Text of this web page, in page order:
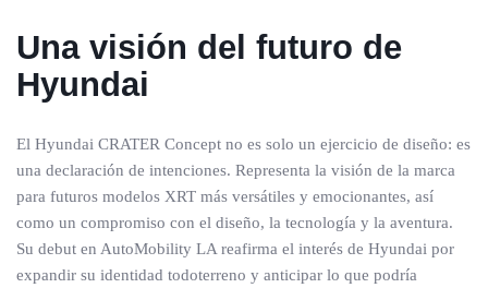
Una visión del futuro de
Hyundai
El Hyundai CRATER Concept no es solo un ejercicio de diseño: es
una declaración de intenciones. Representa la visión de la marca
para futuros modelos XRT más versátiles y emocionantes, así
como un compromiso con el diseño, la tecnología y la aventura.
Su debut en AutoMobility LA reafirma el interés de Hyundai por
expandir su identidad todoterreno y anticipar lo que podría